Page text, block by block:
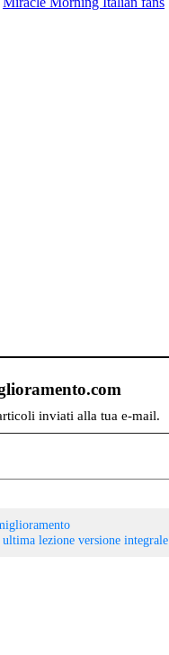
inviati alla tua e-mail.
ultima lezione versione integrale